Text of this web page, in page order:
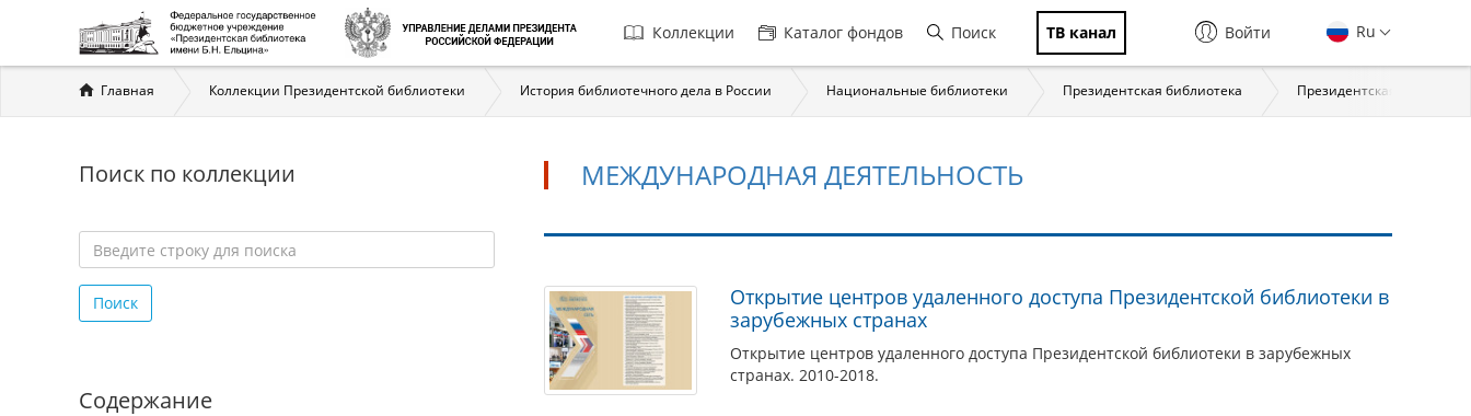
Главная
навигация
Коллекции Каталог фондов Поиск ТВ канал Ru
Войти
Вы
здесь
Главная Коллекции Президентской библиотеки История библиотечного дела в России Национальные библиотеки Президентская библиотека Президентская
Поиск по коллекции
строку
для
Поиск
Содержание
МЕЖДУНАРОДНАЯ ДЕЯТЕЛЬНОСТЬ
Международная
деятельность
Открытие центров удаленного доступа Президентской библиотеки в
зарубежных странах
Открытие центров удаленного доступа Президентской библиотеки в зарубежных
странах. 2010-2018.